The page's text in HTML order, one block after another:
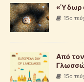
«Ύδωρ
15ο
Από
15ο